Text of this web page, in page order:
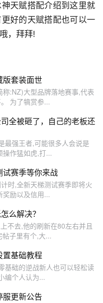
天赋搭配介绍到这里就
好的天赋搭配也可以一
，拜拜!
版套装面世
:NZ)大型品牌落地赛事,代表
为了犒赏参...
全被砸了，自己的老板还
最强王者,可能很多人会说是
操作猛如虎,打...
试赛季等你来战
时,全新天梯测试赛季即将火
奖励以及信用...
么解决？
不去,他的刷新在80左右并且
子里有个,大...
基础教程
基础的逆战新人也可以轻松读
编个人认为...
服更新公告